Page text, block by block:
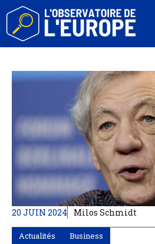
Aller
contenu
20 JUIN 2024 Milos Schmidt
Actualités Business